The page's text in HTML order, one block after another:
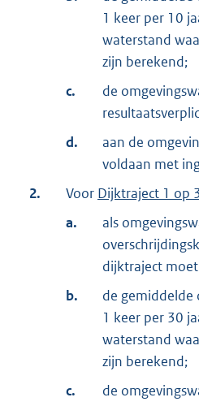
1 keer per 10
waterstand
zijn berekend;
c.
de
d.
aan de
voldaan met
2.
Voor Dijktraject 1 op
a.
als
dijktraject
b.
de gemiddelde
1 keer per 30
waterstand
zijn berekend;
c.
de